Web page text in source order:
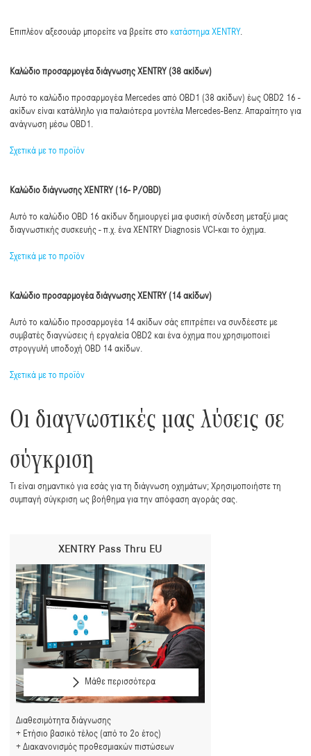
Επιπλέον αξεσουάρ μπορείτε να βρείτε στο κατάστημα XENTRY.
Καλώδιο προσαρμογέα διάγνωσης XENTRY (38 ακίδων)
Αυτό το καλώδιο προσαρμογέα Mercedes από OBD1 (38 ακίδων) έως OBD2 16 -
ακίδων είναι κατάλληλο για παλαιότερα μοντέλα Mercedes-Benz. Απαραίτητο για
ανάγνωση μέσω OBD1.
Σχετικά με το προϊόν
Καλώδιο διάγνωσης XENTRY (16- P/OBD)
Αυτό το καλώδιο OBD 16 ακίδων δημιουργεί μια φυσική σύνδεση μεταξύ μιας
διαγνωστικής συσκευής - π.χ. ένα XENTRY Diagnosis VCI-και το όχημα.
Σχετικά με το προϊόν
Καλώδιο προσαρμογέα διάγνωσης XENTRY (14 ακίδων)
Αυτό το καλώδιο προσαρμογέα 14 ακίδων σάς επιτρέπει να συνδέεστε με
συμβατές διαγνώσεις ή εργαλεία OBD2 και ένα όχημα που χρησιμοποιεί
στρογγυλή υποδοχή OBD 14 ακίδων.
Σχετικά με το προϊόν
Οι διαγνωστικές μας λύσεις σε
σύγκριση
Τι είναι σημαντικό για εσάς για τη διάγνωση οχημάτων; Χρησιμοποιήστε τη
συμπαγή σύγκριση ως βοήθημα για την απόφαση αγοράς σας.
XENTRY Pass Thru EU
Μάθε περισσότερα
Διαθεσιμότητα διάγνωσης
Ετήσιο βασικό τέλος (από το 2ο έτος)
Διακανονισμός προθεσμιακών πιστώσεων